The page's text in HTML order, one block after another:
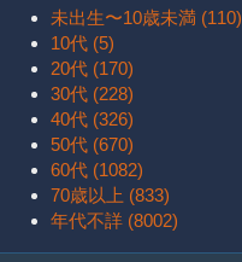
未出生〜10歳未満 (110)
10代 (5)
20代 (170)
30代 (228)
40代 (326)
50代 (670)
60代 (1082)
70歳以上 (833)
年代不詳 (8002)